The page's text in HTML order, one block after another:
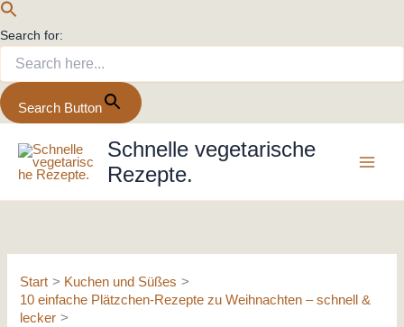
Search for:
Search Button
Inhalt
springen
Schnelle vegetarische
Rezepte.
Start
Kuchen und Süßes
10 einfache Plätzchen-Rezepte zu Weihnachten – schnell &
lecker